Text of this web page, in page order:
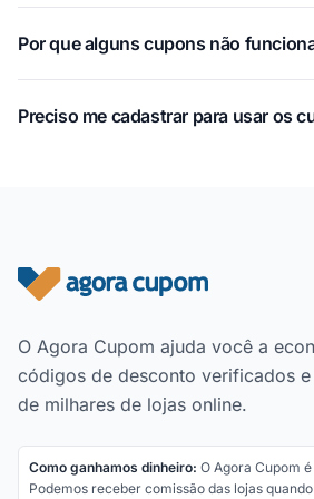
Por que alguns cupons não
Preciso me cadastrar para usar os
Rodapé do site
O Agora Cupom ajuda você a
códigos de desconto verificados
de milhares de lojas online.
Como ganhamos dinheiro: O Agora Cupom
Podemos receber comissão das lojas